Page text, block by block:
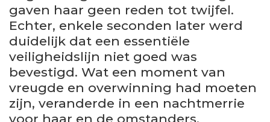
gaven haar geen reden tot twijfel.
Echter, enkele seconden later werd
duidelijk dat een essentiële
veiligheidslijn niet goed was
bevestigd. Wat een moment van
vreugde en overwinning had moeten
zijn, veranderde in een nachtmerrie
voor haar en de omstanders.